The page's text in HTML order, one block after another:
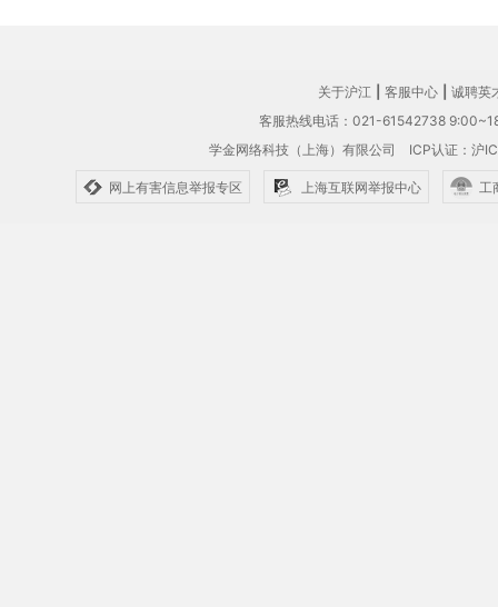
关于沪江 客服中心
诚聘英
客服热线电话：021-61542738
学金网络科技（上海）有限公司 ICP认证：沪
网上有害信息举报专区 上海互联网举报中心 工